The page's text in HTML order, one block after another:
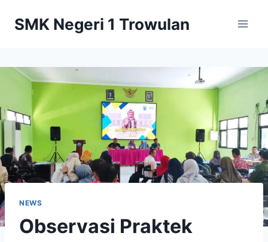
SMK Negeri 1 Trowulan
NEWS
Observasi Praktek